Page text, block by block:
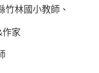
竹林國小教師、
作家